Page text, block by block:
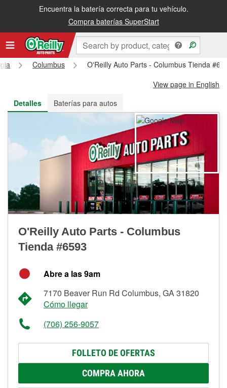
Encuentra la batería correcta para tu vehículo.
Compra baterías SuperStart
Recibe tu orden gratis al día siguiente o recógela en la tienda
Columbus
O'Reilly Auto Parts - Columbus Tienda
View page in English
Detalles
Baterías para autos
O'Reilly Auto Parts - Columbus
Tienda #6593
Abre a las 9am
7170 Beaver Run Rd Columbus, GA 31820
Cómo llegar
(706) 256-9057
FOLLETO DE OFERTAS
COMPRA AHORA